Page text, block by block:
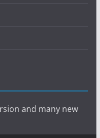
and many new